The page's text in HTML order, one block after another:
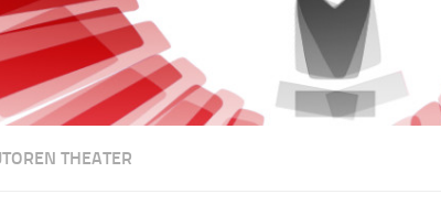
THEATER